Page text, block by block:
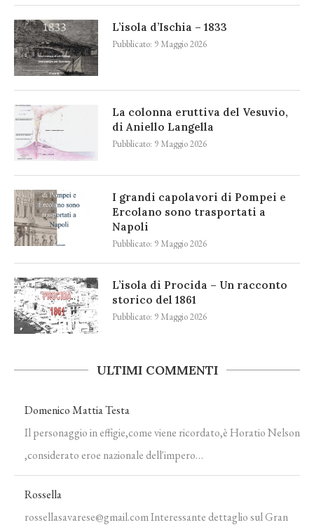
L’isola d’Ischia – 1833
Pubblicato: 9 Maggio 2026
La colonna eruttiva del Vesuvio,
di Aniello Langella
Pubblicato: 9 Maggio 2026
I grandi capolavori di Pompei e
Ercolano sono trasportati a
Napoli
Pubblicato: 9 Maggio 2026
L’isola di Procida – Un racconto
storico del 1861
Pubblicato: 9 Maggio 2026
ULTIMI COMMENTI
Domenico Mattia Testa
Il personaggio in effigie,come viene ricordato,è Horatio Nelson
,considerato eroe nazionale dell'impero…
Rossella
rossellasavarese@gmail.com Interessante dettaglio sul Gran